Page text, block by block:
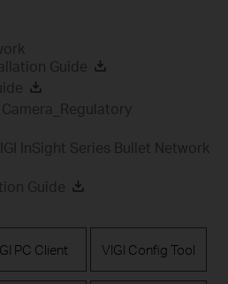
Guide
InSight Series Bullet Network
Guide
PC Client VIGI Config Tool